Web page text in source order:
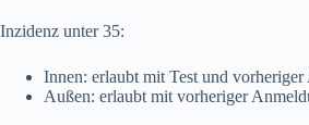
Inzidenz unter 35:
Innen: erlaubt mit Test und
Außen: erlaubt mit vorheriger